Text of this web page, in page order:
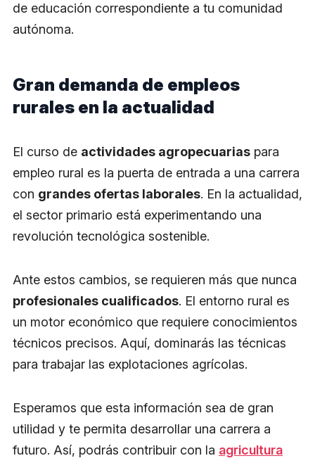
de educación correspondiente a tu comunidad
autónoma.
Gran demanda de empleos
rurales en la actualidad
El curso de actividades agropecuarias para
empleo rural es la puerta de entrada a una carrera
con grandes ofertas laborales. En la actualidad,
el sector primario está experimentando una
revolución tecnológica sostenible.
Ante estos cambios, se requieren más que nunca
profesionales cualificados. El entorno rural es
un motor económico que requiere conocimientos
técnicos precisos. Aquí, dominarás las técnicas
para trabajar las explotaciones agrícolas.
Esperamos que esta información sea de gran
utilidad y te permita desarrollar una carrera a
futuro. Así, podrás contribuir con la agricultura